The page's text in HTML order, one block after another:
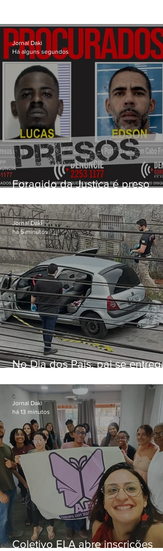
Foragido da Justiça é preso
Cabo Frio
Jornal Daki
Há alguns segundos
No Dia dos Pais, pai se entrega
5 anos em SP
Jornal Daki
há 5 minutos
Coletivo ELA abre inscrições
Jornal Daki
há 13 minutos